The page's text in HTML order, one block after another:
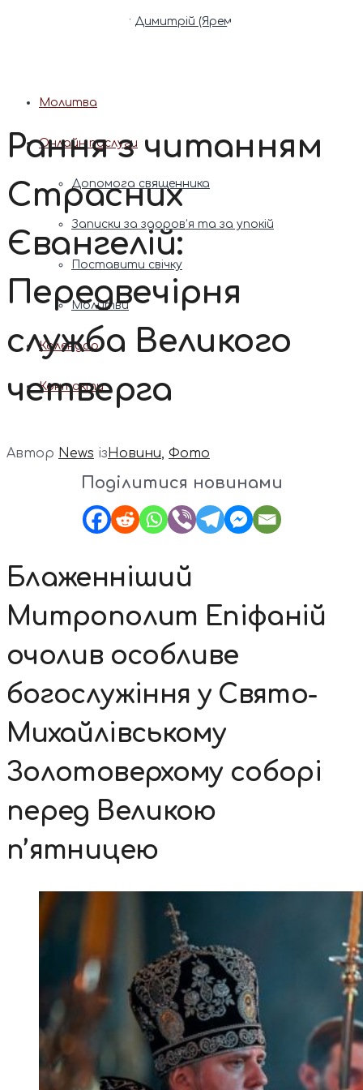
Патріарх Димитрій (Ярема)
Молитва
Онлайн послуги
Допомога священника
Записки за здоров’я та за упокій
Поставити свічку
Молитви
Календар
Контакти
Рання з читанням
Страсних
Євангелій:
Передвечірня
служба Великого
четверга
Автор News ізНовини, Фото
Поділитися новинами
Блаженніший
Митрополит Епіфаній
очолив особливе
богослужіння у Свято-
Михайлівському
Золотоверхому соборі
перед Великою
п’ятницею